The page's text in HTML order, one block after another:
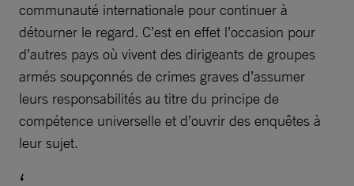
communauté internationale pour continuer à
détourner le regard. C’est en effet l’occasion pour
d’autres pays où vivent des dirigeants de groupes
armés soupçonnés de crimes graves d’assumer
leurs responsabilités au titre du principe de
compétence universelle et d’ouvrir des enquêtes à
leur sujet.